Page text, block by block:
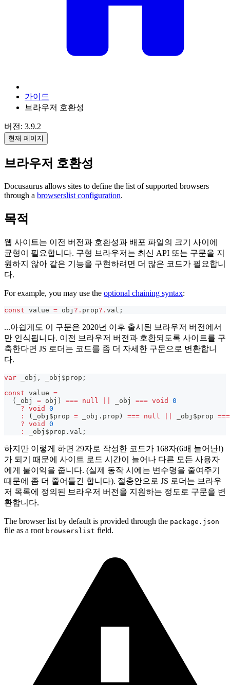
가이드
브라우저 호환성
버전: 3.9.2
현재 페이지
브라우저 호환성
Docusaurus allows sites to define the list of supported browsers
through a browserslist configuration.
목적
웹 사이트는 이전 버전과 호환성과 배포 파일의 크기 사이에
균형이 필요합니다. 구형 브라우저는 최신 API 또는 구문을 지
원하지 않아 같은 기능을 구현하려면 더 많은 코드가 필요합니
다.
For example, you may use the optional chaining syntax:
const value = obj ?. prop?. val ;
...아쉽게도 이 구문은 2020년 이후 출시된 브라우저 버전에서
만 인식됩니다. 이전 브라우저 버전과 호환되도록 사이트를 구
축한다면 JS 로더는 코드를 좀 더 자세한 구문으로 변환합니
다.
var _obj , _obj$prop ;
const value =
(
_obj = obj ) === null _obj === void
0
? void
0
:
( _obj$prop = _obj . prop ) === null _obj$prop ===
? void
0
:
_obj$prop . val ;
하지만 이렇게 하면 29자로 작성한 코드가 168자(6배 늘어난!)
가 되기 때문에 사이트 로드 시간이 늘어나 다른 모든 사용자
에게 불이익을 줍니다. (실제 동작 시에는 변수명을 줄여주기
때문에 좀 더 줄어들긴 합니다). 절충안으로 JS 로더는 브라우
저 목록에 정의된 브라우저 버전을 지원하는 정도로 구문을 변
환합니다.
The browser list by default is provided through the package.json
file as a root browserslist field.